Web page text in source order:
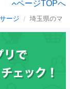
ページTOPへ
ージ 埼玉県のマ